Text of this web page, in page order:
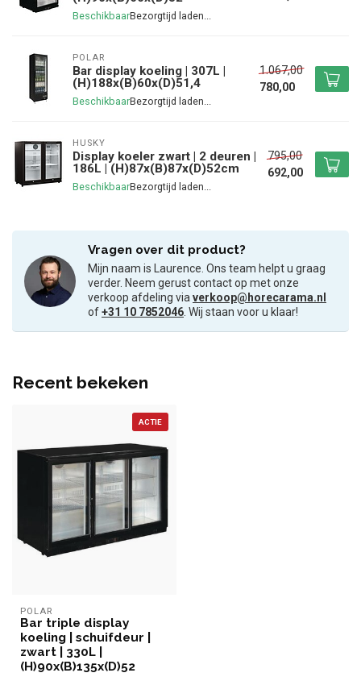
Beschikbaar
POLAR
Bar display koeling | 307L |
(H)188x(B)60x(D)51,4
Beschikbaar
1.067,00
780,00
HUSKY
Display koeler zwart | 2 deuren |
186L | (H)87x(B)87x(D)52cm
Beschikbaar
795,00
692,00
Vragen over dit product?
Mijn naam is Laurence. Ons team helpt u graag
verder. Neem gerust contact op met onze
verkoop afdeling viaverkoop@horecarama.nl
of+31 10 7852046. Wij staan voor u klaar!
Recent bekeken
ACTIE
POLAR
Bar triple display
koeling | schuifdeur |
zwart | 330L |
(H)90x(B)135x(D)52